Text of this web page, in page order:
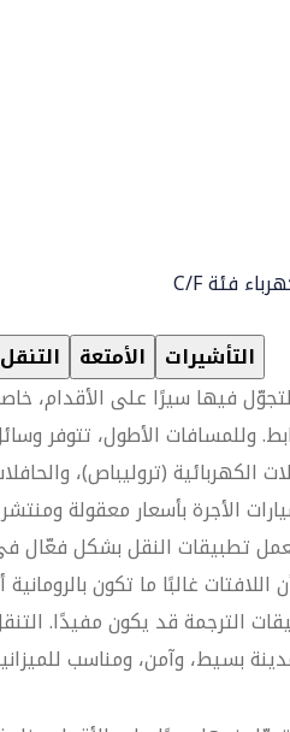
التنقل الأمتعة التأشيرات
فيها سيرًا على الأقدام،
وللمسافات الأطول، تتوفر
الكهربائية (تروليباص)،
الأجرة بأسعار معقولة
تطبيقات النقل بشكل فعّال
غالبًا ما تكون بالرومانية
الترجمة قد يكون مفيدًا.